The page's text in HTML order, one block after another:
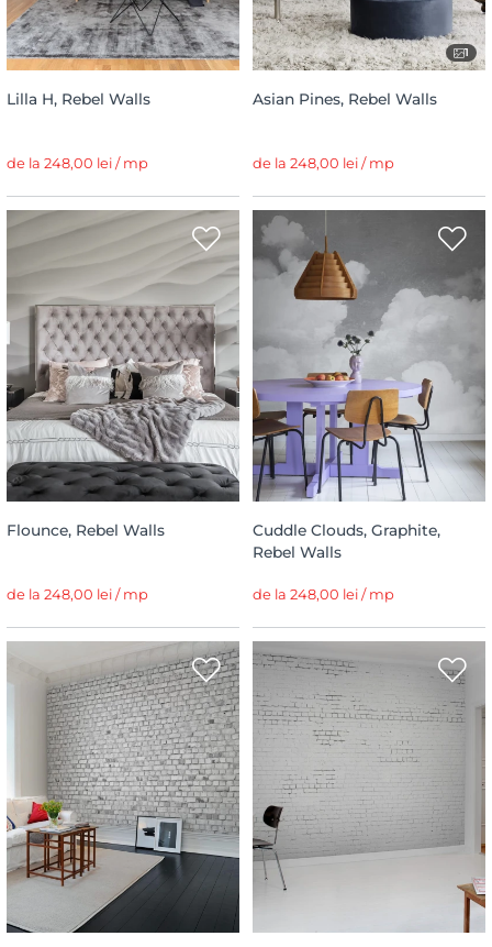
Lilla H, Rebel Walls
de la 248,00 lei / mp
1
Asian Pines, Rebel Walls
de la 248,00 lei / mp
Flounce, Rebel Walls
de la 248,00 lei / mp
Cuddle Clouds, Graphite,
Rebel Walls
de la 248,00 lei / mp